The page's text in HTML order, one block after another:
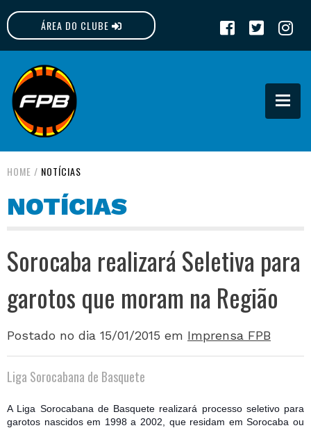
ÁREA DO CLUBE
FPB
HOME / NOTÍCIAS
NOTÍCIAS
Sorocaba realizará Seletiva para
garotos que moram na Região
Postado no dia 15/01/2015 em Imprensa FPB
Liga Sorocabana de Basquete
A Liga Sorocabana de Basquete realizará processo seletivo para
garotos nascidos em 1998 a 2002, que residam em Sorocaba ou